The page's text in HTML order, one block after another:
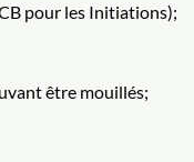
pour les Initiations);
être mouillés;